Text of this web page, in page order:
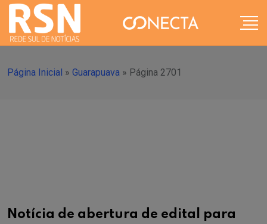
Página Inicial » Guarapuava » Página 2701
Notícia de abertura de edital para